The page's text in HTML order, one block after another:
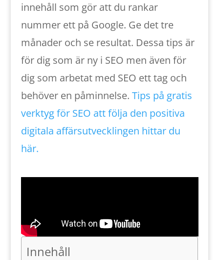
innehåll som gör att du rankar
nummer ett på Google. Ge det tre
månader och se resultat. Dessa tips är
för dig som är ny i SEO men även för
dig som arbetat med SEO ett tag och
behöver en påminnelse. Tips på gratis
verktyg för SEO att följa den positiva
digitala affärsutvecklingen hittar du
här.
Innehåll